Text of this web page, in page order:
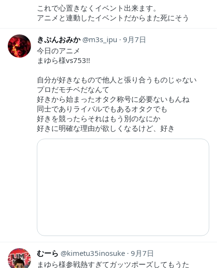
これで心置きなくイベント出来ます。
アニメと連動したイベントだからまた死にそう
きぷんおみか m3s_ipu
9月7日
今日のアニメ
まゆら様vs753!!
自分が好きなもので他人と張り合うものじゃない
プロだモチベだなんて
好きから始まったオタク称号に必要ないもんね
同士でありライバルでもあるオタクでも
好きを競ったらそれはもう別のなにか
好きに明確な理由が欲しくなるけど、好き
むーら kimetu35inosuke 9月7日
まゆら様参戦熱すぎてガッツポーズしてもうた